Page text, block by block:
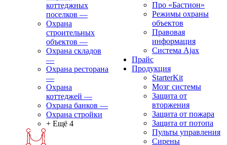
коттеджных
поселков —
Охрана
строительных
объектов —
Охрана складов
—
Охрана ресторана
—
Охрана
коттеджей —
Охрана банков —
Охрана стройки
+ Ещё 4
Про «Бастион»
Режимы охраны
объектов
Правовая
информация
Сиcтема Ajax
Прайс
Продукция
StarterKit
Мозг системы
Защита от
вторжения
Защита от пожара
Защита от потопа
Пульты управления
Сирены